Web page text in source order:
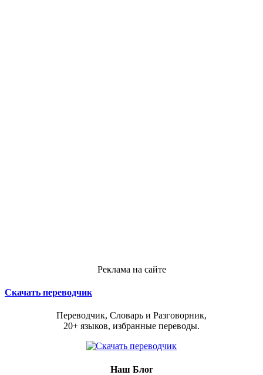
Реклама на сайте
Скачать переводчик
Переводчик, Словарь и Разговорник,
20+ языков, избранные переводы.
Наш Блог